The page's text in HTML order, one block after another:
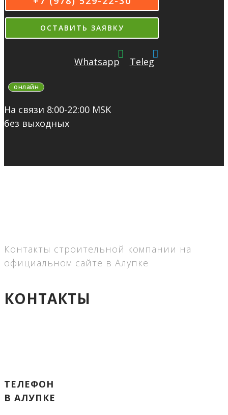
ОСТАВИТЬ ЗАЯВКУ
Whatsapp Teleg
онлайн
На связи 8:00-22:00 MSK
без выходных
Контакты строительной компании на
официальном сайте в Алупке
КОНТАКТЫ
ТЕЛЕФОН
В АЛУПКЕ